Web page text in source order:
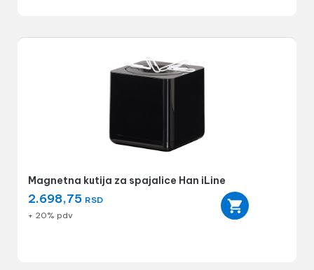
Magnetna kutija za spajalice Han iLine
2.698,75 RSD
+ 20% pdv